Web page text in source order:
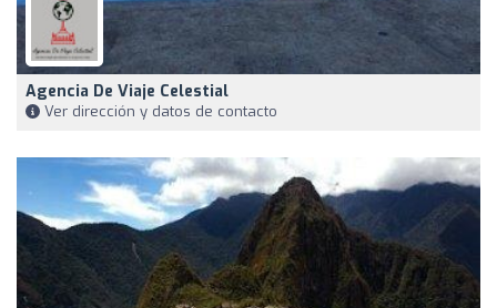
Agencia De Viaje Celestial
Ver dirección y datos de contacto